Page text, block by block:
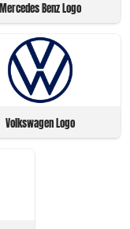
Mercedes Benz Logo
Volkswagen Logo